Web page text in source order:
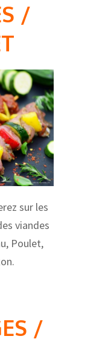
/
sur les
viandes
Poulet,
/